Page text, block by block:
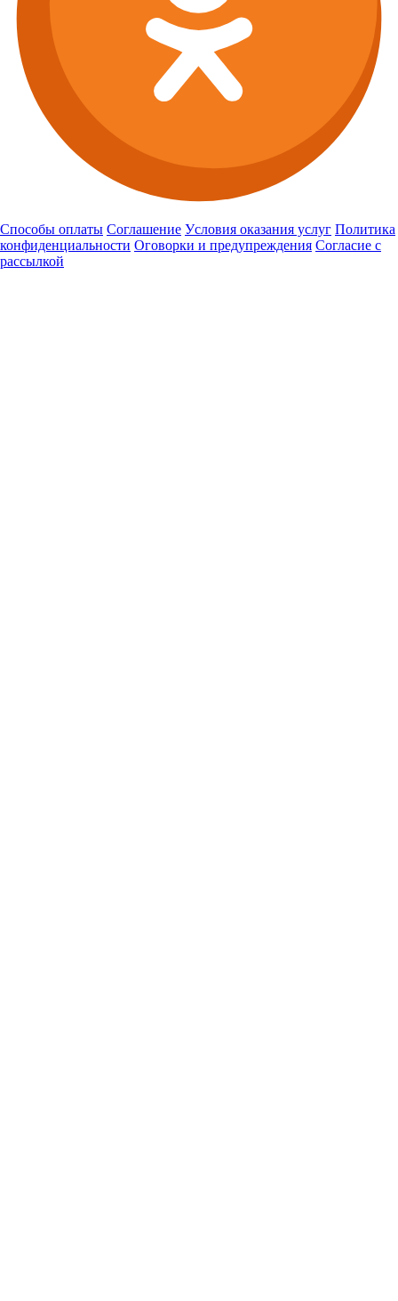
Способы оплаты Соглашение Уcловия оказания услуг Политика
конфиденциальности Оговорки и предупреждения Согласие с
рассылкой